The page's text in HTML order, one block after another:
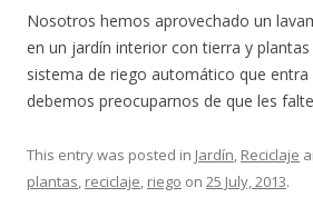
Nosotros hemos aprovechado un
en un jardín interior con tierra y
sistema de riego automático que
debemos preocuparnos de que les
This entry was posted in Jardín, Reciclaje
plantas, reciclaje, riego on 25 July, 2013.